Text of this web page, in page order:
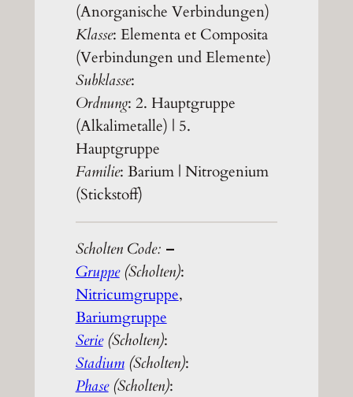
(Anorganische Verbindungen)
Klasse: Elementa et Composita
(Verbindungen und Elemente)
Subklasse:
Ordnung: 2. Hauptgruppe
(Alkalimetalle) | 5.
Hauptgruppe
Familie: Barium | Nitrogenium
(Stickstoff)
Scholten Code: –
Gruppe(Scholten):
Nitricumgruppe,
Bariumgruppe
Serie(Scholten):
Stadium(Scholten):
Phase(Scholten):